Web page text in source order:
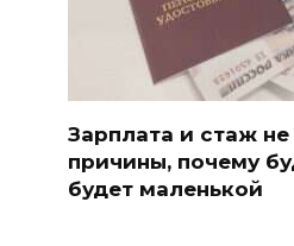
Зарплата и стаж не
причины, почему
будет маленькой